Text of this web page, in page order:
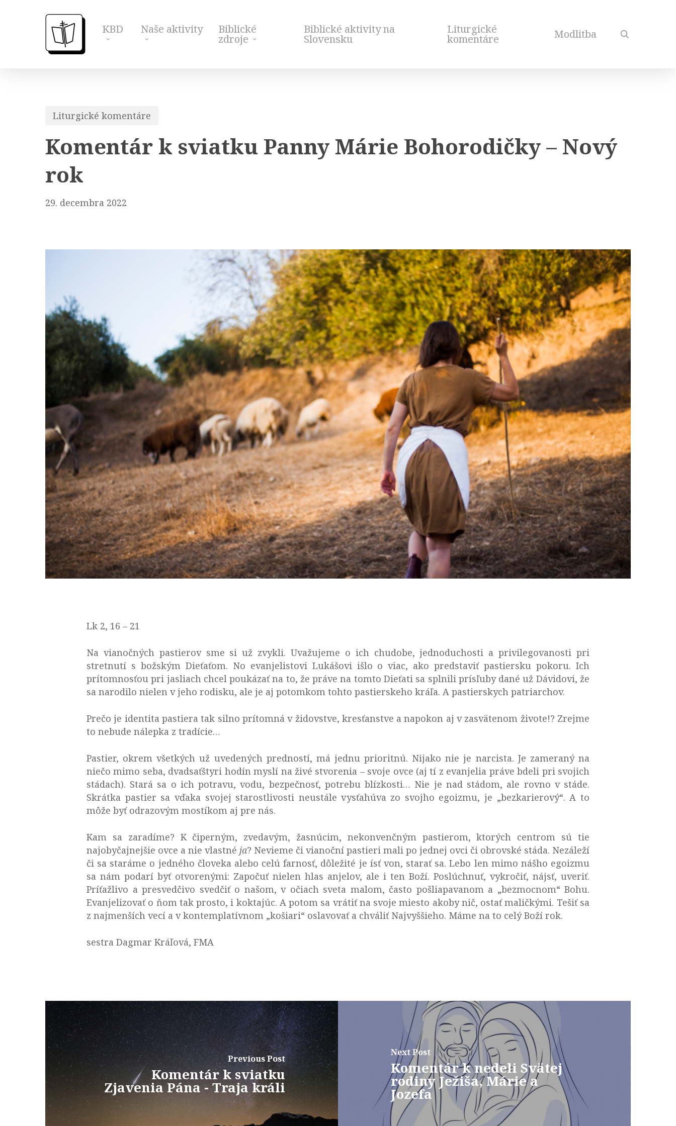
KBD Naše aktivity Biblické
zdroje
Biblické aktivity na
Slovensku
Liturgické
komentáre Modlitba
Liturgické komentáre
Komentár k sviatku Panny Márie Bohorodičky – Nový
rok
29. decembra 2022
Lk 2, 16 – 21
Na vianočných pastierov sme si už zvykli. Uvažujeme o ich chudobe, jednoduchosti a privilegovanosti pri
stretnutí s božským Dieťaťom. No evanjelistovi Lukášovi išlo o viac, ako predstaviť pastiersku pokoru. Ich
prítomnosťou pri jasliach chcel poukázať na to, že práve na tomto Dieťati sa splnili prísľuby dané už Dávidovi, že
sa narodilo nielen v jeho rodisku, ale je aj potomkom tohto pastierskeho kráľa. A pastierskych patriarchov.
Prečo je identita pastiera tak silno prítomná v židovstve, kresťanstve a napokon aj v zasvätenom živote!? Zrejme
to nebude nálepka z tradície…
Pastier, okrem všetkých už uvedených predností, má jednu prioritnú. Nijako nie je narcista. Je zameraný na
niečo mimo seba, dvadsaťštyri hodín myslí na živé stvorenia – svoje ovce (aj tí z evanjelia práve bdeli pri svojich
stádach). Stará sa o ich potravu, vodu, bezpečnosť, potrebu blízkosti… Nie je nad stádom, ale rovno v stáde.
Skrátka pastier sa vďaka svojej starostlivosti neustále vysťahúva zo svojho egoizmu, je „bezkarierový“. A to
môže byť odrazovým mostíkom aj pre nás.
Kam sa zaradíme? K čiperným, zvedavým, žasnúcim, nekonvenčným pastierom, ktorých centrom sú tie
najobyčajnejšie ovce a nie vlastné ja? Nevieme či vianoční pastieri mali po jednej ovci či obrovské stáda. Nezáleží
či sa staráme o jedného človeka alebo celú farnosť, dôležité je ísť von, starať sa. Lebo len mimo nášho egoizmu
sa nám podarí byť otvorenými: Započuť nielen hlas anjelov, ale i ten Boží. Poslúchnuť, vykročiť, nájsť, uveriť.
Príťažlivo a presvedčivo svedčiť o našom, v očiach sveta malom, často pošliapavanom a „bezmocnom“ Bohu.
Evanjelizovať o ňom tak prosto, i koktajúc. A potom sa vrátiť na svoje miesto akoby nič, ostať maličkými. Tešiť sa
z najmenších vecí a v kontemplatívnom „košiari“ oslavovať a chváliť Najvyššieho. Máme na to celý Boží rok.
sestra Dagmar Kráľová, FMA
Previous Post
Komentár k sviatku
Zjavenia Pána - Traja králi
Next Post
Komentár k nedeli Svätej
rodiny Ježiša, Márie a
Jozefa